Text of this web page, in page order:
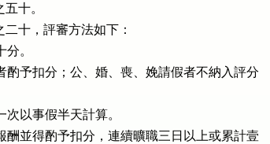
十。
十，評審方法如下：
分。
者酌予扣分；公、婚、喪、娩請假者不納入評分
次以事假半天計算。
報酬並得酌予扣分，連續曠職三日以上或累計壹